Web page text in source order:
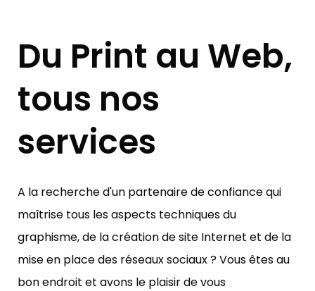
Du Print au Web,
tous nos
services
A la recherche d'un partenaire de confiance qui
maîtrise tous les aspects techniques du
graphisme, de la création de site Internet et de la
mise en place des réseaux sociaux ? Vous êtes au
bon endroit et avons le plaisir de vous